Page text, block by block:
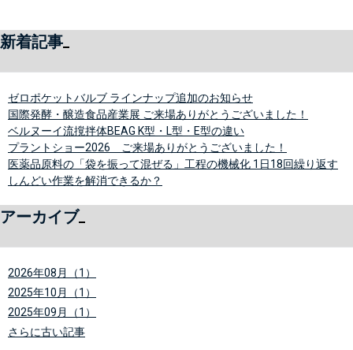
新着記事
ゼロポケットバルブ ラインナップ追加のお知らせ
国際発酵・醸造食品産業展 ご来場ありがとうございました！
ベルヌーイ流撹拌体BEAG K型・L型・E型の違い
プラントショー2026 ご来場ありがとうございました！
医薬品原料の「袋を振って混ぜる」工程の機械化 1日18回繰り返す
しんどい作業を解消できるか？
アーカイブ
2026年08月（1）
2025年10月（1）
2025年09月（1）
さらに古い記事